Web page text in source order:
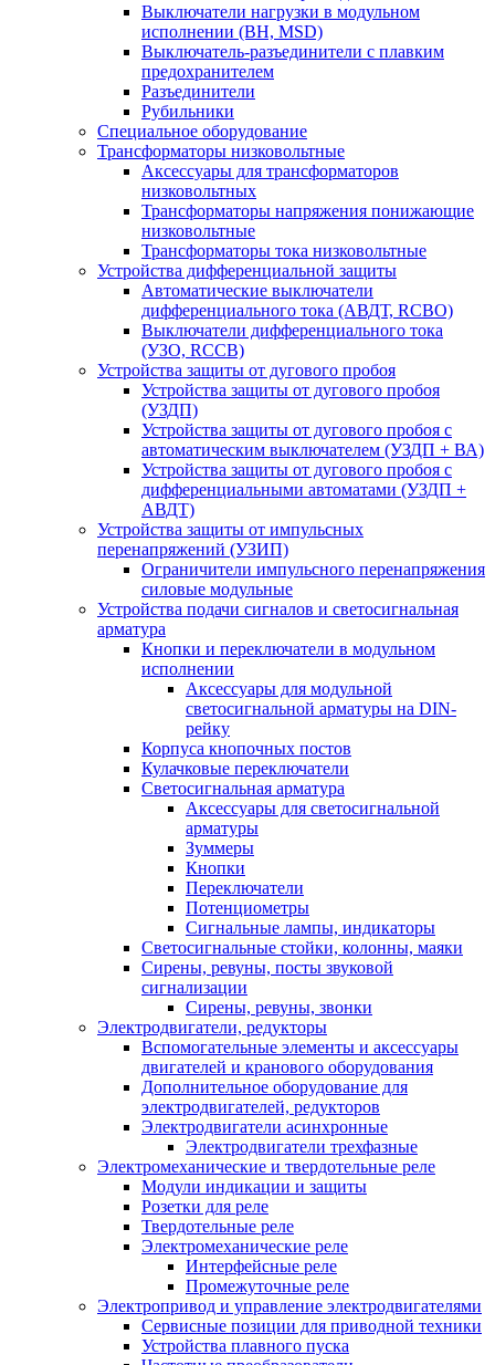
Выключатели нагрузки в модульном
исполнении (ВН, MSD)
Выключатель-разъединители с плавким
предохранителем
Разъединители
Рубильники
Специальное оборудование
Трансформаторы низковольтные
Аксессуары для трансформаторов
низковольтных
Трансформаторы напряжения понижающие
низковольтные
Трансформаторы тока низковольтные
Устройства дифференциальной защиты
Автоматические выключатели
дифференциального тока (АВДТ, RCBO)
Выключатели дифференциального тока
(УЗО, RCCB)
Устройства защиты от дугового пробоя
Устройства защиты от дугового пробоя
(УЗДП)
Устройства защиты от дугового пробоя с
автоматическим выключателем (УЗДП + ВА)
Устройства защиты от дугового пробоя с
дифференциальными автоматами (УЗДП +
АВДТ)
Устройства защиты от импульсных
перенапряжений (УЗИП)
Ограничители импульсного перенапряжения
силовые модульные
Устройства подачи сигналов и светосигнальная
арматура
Кнопки и переключатели в модульном
исполнении
Аксессуары для модульной
светосигнальной арматуры на DIN-
рейку
Корпуса кнопочных постов
Кулачковые переключатели
Светосигнальная арматура
Аксессуары для светосигнальной
арматуры
Зуммеры
Кнопки
Переключатели
Потенциометры
Сигнальные лампы, индикаторы
Светосигнальные стойки, колонны, маяки
Сирены, ревуны, посты звуковой
сигнализации
Сирены, ревуны, звонки
Электродвигатели, редукторы
Вспомогательные элементы и аксессуары
двигателей и кранового оборудования
Дополнительное оборудование для
электродвигателей, редукторов
Электродвигатели асинхронные
Электродвигатели трехфазные
Электромеханические и твердотельные реле
Модули индикации и защиты
Розетки для реле
Твердотельные реле
Электромеханические реле
Интерфейсные реле
Промежуточные реле
Электропривод и управление электродвигателями
Сервисные позиции для приводной техники
Устройства плавного пуска